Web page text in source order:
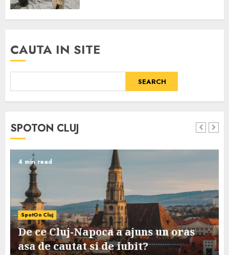
CAUTA IN SITE
SEARCH
SPOTON CLUJ
4 min read
SpotOn Cluj
De ce Cluj-Napoca a ajuns un oras
asa de cautat si de iubit?